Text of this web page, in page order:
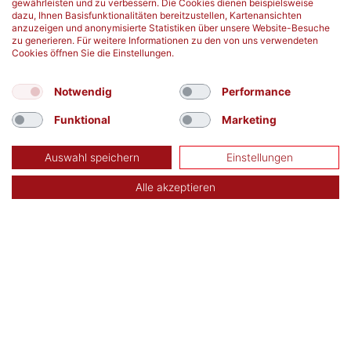
TERMIN SUCHEN
mehr erfahren mehr erfahren
gewährleisten und zu verbessern. Die Cookies dienen beispielsweise
dazu, Ihnen Basisfunktionalitäten bereitzustellen, Kartenansichten
anzuzeigen und anonymisierte Statistiken über unsere Website-Besuche
zu generieren. Für weitere Informationen zu den von uns verwendeten
Cookies öffnen Sie die Einstellungen.
Notwendig Performance
Funktional Marketing
Auswahl speichern Einstellungen
Alle akzeptieren